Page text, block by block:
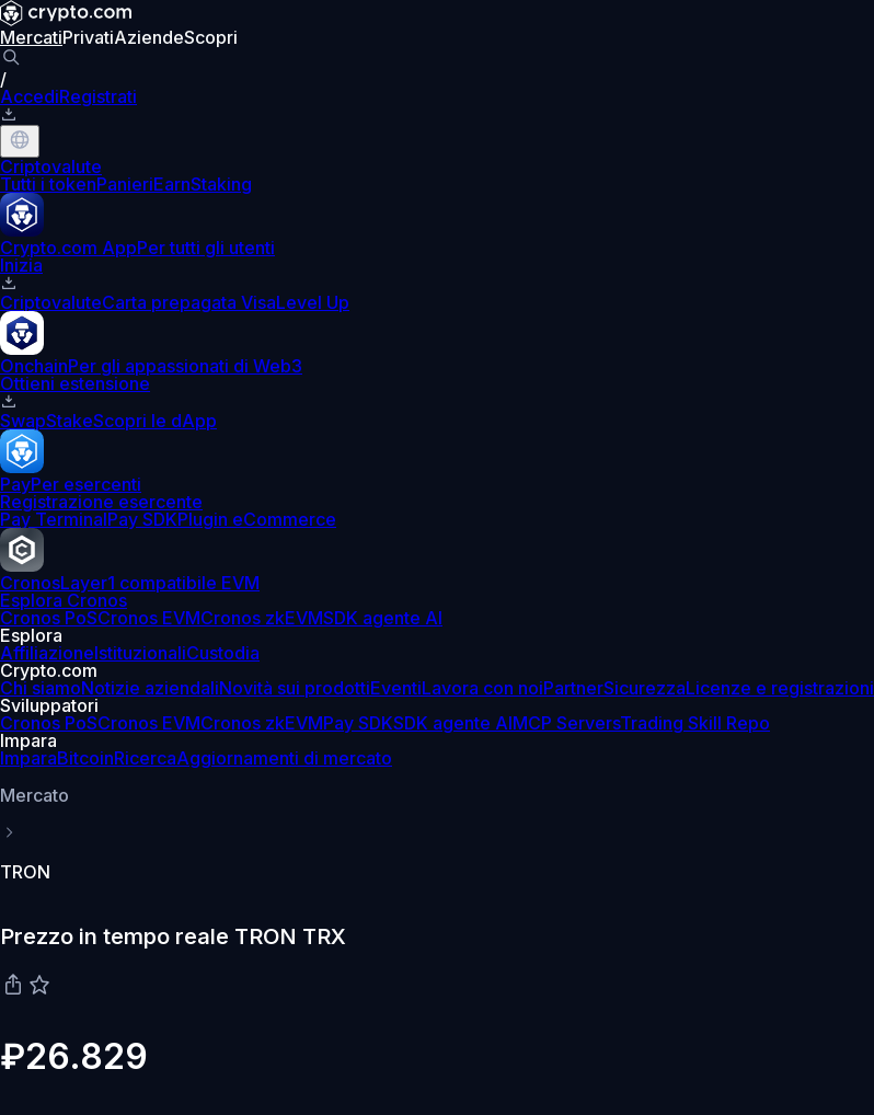
MercatiPrivatiAziendeScopri
/
AccediRegistrati
Criptovalute
Tutti i tokenPanieriEarnStaking
Crypto.com AppPer tutti gli utenti
Inizia
CriptovaluteCarta prepagata VisaLevel Up
OnchainPer gli appassionati di Web3
Ottieni estensione
SwapStakeScopri le dApp
PayPer esercenti
Registrazione esercente
Pay TerminalPay SDKPlugin eCommerce
CronosLayer1 compatibile EVM
Esplora Cronos
Cronos PoSCronos EVMCronos zkEVMSDK agente AI
Esplora
AffiliazioneIstituzionaliCustodia
Crypto.com
Chi siamoNotizie aziendaliNovità sui prodottiEventiLavora con noiPartnerSicurezzaLicenze e registrazioni
Sviluppatori
Cronos PoSCronos EVMCronos zkEVMPay SDKSDK agente AIMCP ServersTrading Skill Repo
Impara
ImparaBitcoinRicercaAggiornamenti di mercato
Mercato
TRON
Prezzo in tempo reale TRON TRX
₽26.829